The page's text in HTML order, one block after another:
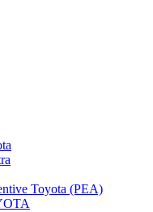
Toyota (PEA)